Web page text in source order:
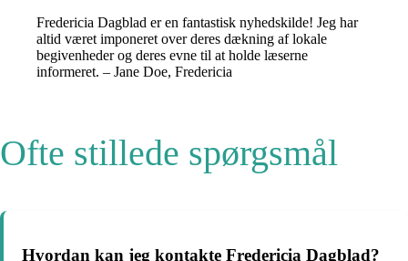
Fredericia Dagblad er en fantastisk nyhedskilde! Jeg har
altid været imponeret over deres dækning af lokale
begivenheder og deres evne til at holde læserne
informeret. – Jane Doe, Fredericia
Ofte stillede spørgsmål
Hvordan kan jeg kontakte Fredericia Dagblad?